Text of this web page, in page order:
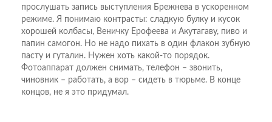
прослушать запись выступления Брежнева в ускоренном
режиме. Я понимаю контрасты: сладкую булку и кусок
хорошей колбасы, Веничку Ерофеева и Акутагаву, пиво и
папин самогон. Но не надо пихать в один флакон зубную
пасту и гуталин. Нужен хоть какой-то порядок.
Фотоаппарат должен снимать, телефон – звонить,
чиновник – работать, а вор – сидеть в тюрьме. В конце
концов, не я это придумал.